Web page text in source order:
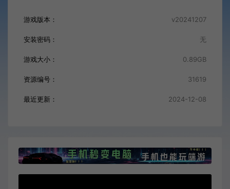
游戏版本： v20241207
安装密码： 无
游戏大小： 0.89GB
资源编号： 31619
最近更新： 2024-12-08